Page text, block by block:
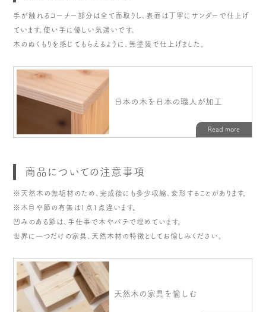
手が触れるコーナー部分は全て面取りし、表面は丁寧にサンダーで仕上げ
ています。使い手に優しい気遣いです。
木のぬくもりを感じてもらえるように、無塗装で仕上げました。
商品についての注意事項
※天然木の無垢材のため、完成後にも多少収縮、変形することがあります。
※木目や節の有無は1点1点違います。
凹みのある節は、手仕事で木やパテで埋めています。
世界に一つだけの家具、天然木材の特徴としてお愉しみください。